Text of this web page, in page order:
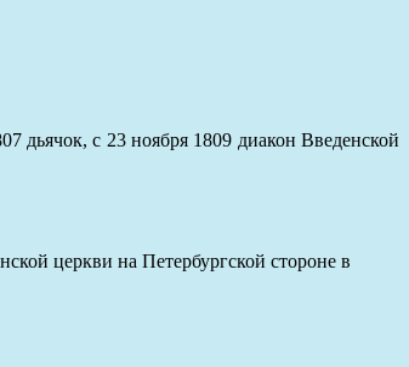
дьячок, с 23 ноября 1809 диакон Введенской
церкви на Петербургской стороне в